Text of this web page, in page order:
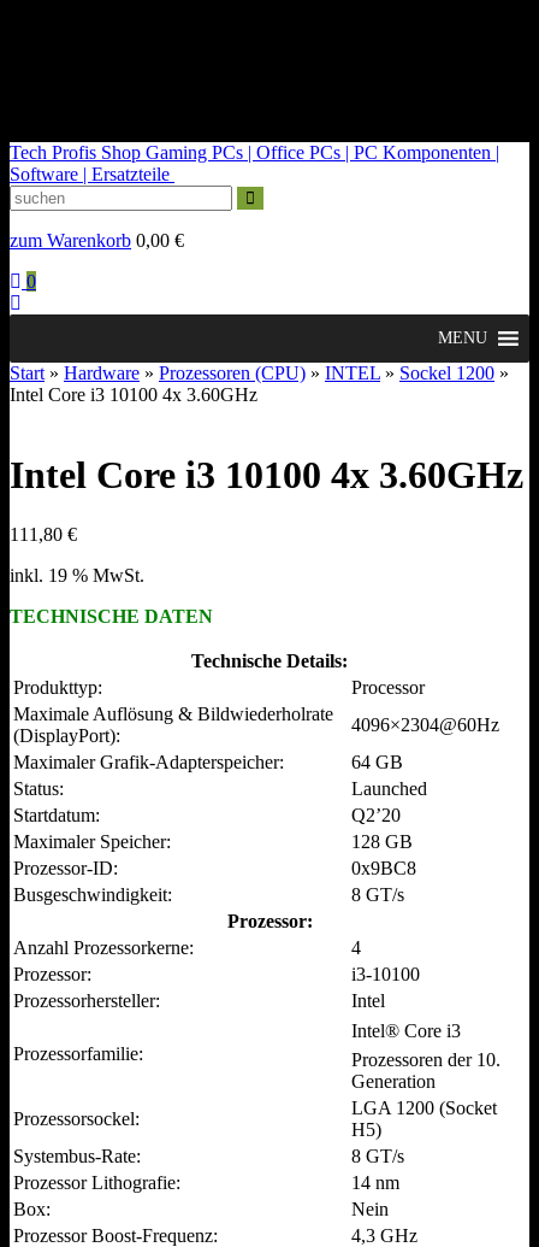
Tech Profis Shop Gaming PCs | Office PCs | PC Komponenten |
Software | Ersatzteile
zum Warenkorb 0,00 €
0
MENU
Start » Hardware » Prozessoren (CPU) » INTEL » Sockel 1200 »
Intel Core i3 10100 4x 3.60GHz
Intel Core i3 10100 4x 3.60GHz
111,80 €
inkl. 19 % MwSt.
TECHNISCHE DATEN
Technische Details:
Produkttyp:
Processor
Maximale Auflösung & Bildwiederholrate
(DisplayPort):
4096×2304@60Hz
Maximaler Grafik-Adapterspeicher:
64 GB
Status:
Launched
Startdatum:
Q2’20
Maximaler Speicher:
128 GB
Prozessor-ID:
0x9BC8
Busgeschwindigkeit:
8 GT/s
Prozessor:
Anzahl Prozessorkerne:
4
Prozessor:
i3-10100
Prozessorhersteller:
Intel
Prozessorfamilie:
Intel® Core i3
Prozessoren der 10.
Generation
Prozessorsockel:
LGA 1200 (Socket
H5)
Systembus-Rate:
8 GT/s
Prozessor Lithografie:
14 nm
Box:
Nein
Prozessor Boost-Frequenz:
4,3 GHz